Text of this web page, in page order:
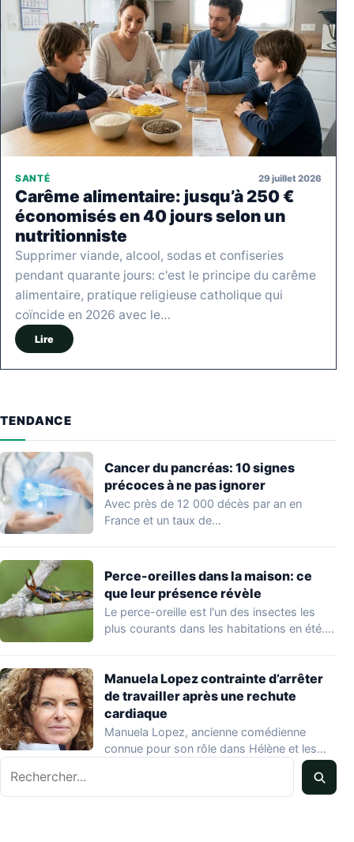
SANTÉ 29 juillet 2026
Carême alimentaire: jusqu’à 250 €
économisés en 40 jours selon un
nutritionniste
Supprimer viande, alcool, sodas et confiseries
pendant quarante jours: c'est le principe du carême
alimentaire, pratique religieuse catholique qui
coïncide en 2026 avec le…
Lire
TENDANCE
Cancer du pancréas: 10 signes
précoces à ne pas ignorer
Avec près de 12 000 décès par an en
France et un taux de…
Perce-oreilles dans la maison: ce
que leur présence révèle
Le perce-oreille est l'un des insectes les
plus courants dans les habitations en été.…
Manuela Lopez contrainte d’arrêter
de travailler après une rechute
cardiaque
Manuela Lopez, ancienne comédienne
connue pour son rôle dans Hélène et les